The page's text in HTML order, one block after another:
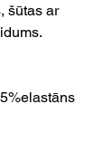
šūtas ar